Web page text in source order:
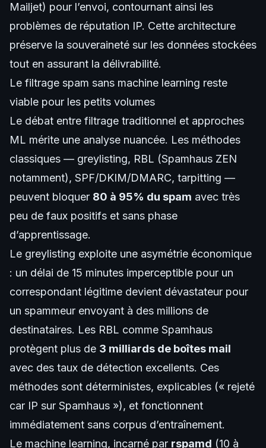
Mailjet) pour l’envoi, contournant ainsi les
problèmes de réputation IP. Cette architecture
préserve la souveraineté sur les données stockées
tout en assurant la délivrabilité.
Le filtrage spam sans machine learning reste
viable pour les petits volumes
Le débat entre filtrage traditionnel et approches
ML mérite une analyse nuancée. Les méthodes
classiques — greylisting, RBL (Spamhaus ZEN
notamment), SPF/DKIM/DMARC, tarpitting —
peuvent bloquer 80 à 95% du spam avec très
peu de faux positifs et sans phase
d’apprentissage.
Le greylisting exploite une asymétrie économique
: un délai de 15 minutes imperceptible pour un
correspondant légitime devient dévastateur pour
un spammeur envoyant à des millions de
destinataires. Les RBL comme Spamhaus
protègent plus de 3 milliards de boîtes mail
avec des taux de détection excellents. Ces
méthodes sont déterministes, explicables (« rejeté
car IP sur Spamhaus »), et fonctionnent
immédiatement sans corpus d’entraînement.
Le machine learning, incarné par rspamd (10 à